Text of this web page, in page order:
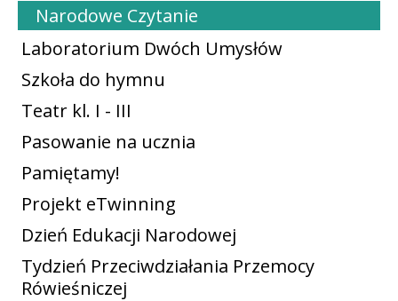
Narodowe Czytanie
Laboratorium Dwóch Umysłów
Szkoła do hymnu
Teatr kl. I - III
Pasowanie na ucznia
Pamiętamy!
Projekt eTwinning
Dzień Edukacji Narodowej
Tydzień Przeciwdziałania Przemocy
Rówieśniczej